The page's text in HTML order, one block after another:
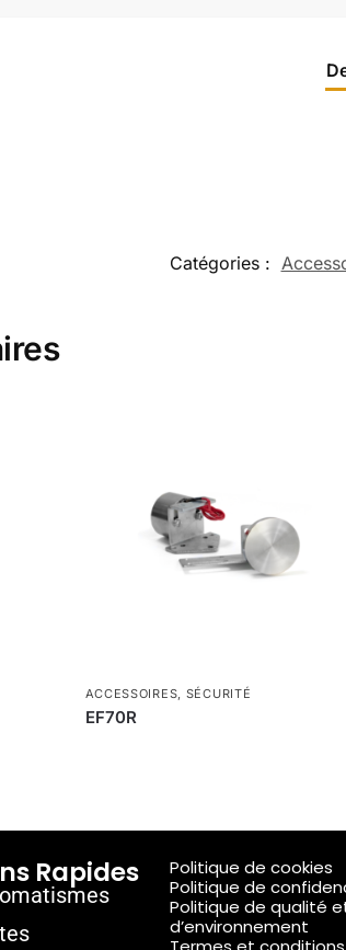
Catégories :
ACCESSOIRES SÉCURITÉ
EF70R
Rapides
Politique de cookies
Politique de
Politique de qualité
d’environnement